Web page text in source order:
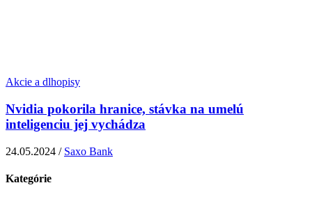
Akcie a dlhopisy
Nvidia pokorila hranice, stávka na umelú
inteligenciu jej vychádza
24.05.2024 / Saxo Bank
Kategórie